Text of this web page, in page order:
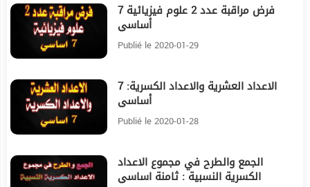
22:22 فرض مراقبة عدد 2 علوم فيزيائية 7
أساسي
Publié le 2020-01-29
الاعداد العشرية والاعداد الكسرية: 7
أساسي
Publié le 2020-01-28
6:8 الجمع والطرح في مجموع الاعداد
الكسرية النسبية : ثامنة اساسي